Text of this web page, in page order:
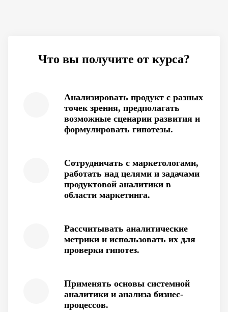
Что вы получите от курса?
Анализировать продукт с разных
точек зрения, предполагать
возможные сценарии развития и
формулировать гипотезы.
Сотрудничать с маркетологами,
работать над целями и задачами
продуктовой аналитики в
области маркетинга.
Рассчитывать аналитические
метрики и использовать их для
проверки гипотез.
Применять основы системной
аналитики и анализа бизнес-
процессов.